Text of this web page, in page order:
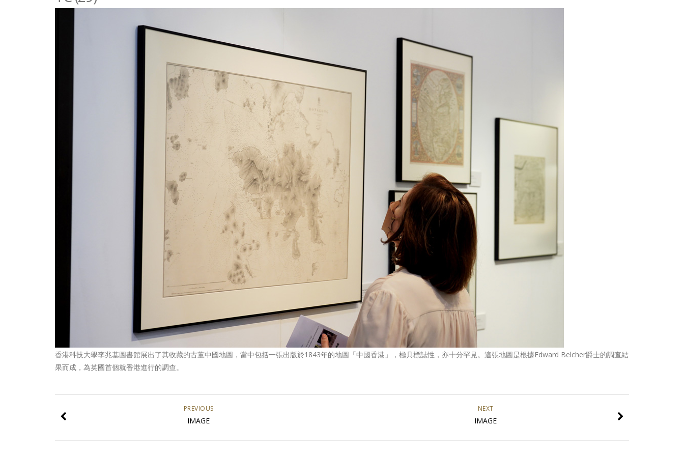
香港科技大學李兆基圖書館展出了其收藏的古董中國地圖，當中包括一張出版於1843年的地圖「中國香港」，極具標誌性，亦十分罕見。這張地圖是根據Edward Belcher爵士的調查結
果而成，為英國首個就香港進行的調查。
NEXT
IMAGE
PREVIOUS
IMAGE